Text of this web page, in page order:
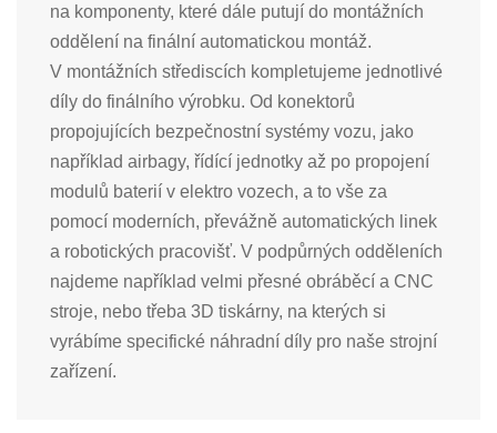
na komponenty, které dále putují do montážních
oddělení na finální automatickou montáž.
V montážních střediscích kompletujeme jednotlivé
díly do finálního výrobku. Od konektorů
propojujících bezpečnostní systémy vozu, jako
například airbagy, řídící jednotky až po propojení
modulů baterií v elektro vozech, a to vše za
pomocí moderních, převážně automatických linek
a robotických pracovišť. V podpůrných odděleních
najdeme například velmi přesné obráběcí a CNC
stroje, nebo třeba 3D tiskárny, na kterých si
vyrábíme specifické náhradní díly pro naše strojní
zařízení.